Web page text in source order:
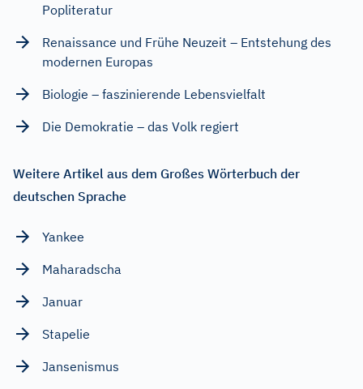
Popliteratur
Renaissance und Frühe Neuzeit – Entstehung des
modernen Europas
Biologie – faszinierende Lebensvielfalt
Die Demokratie – das Volk regiert
Weitere Artikel aus dem Großes Wörterbuch der
deutschen Sprache
Yankee
Maharadscha
Januar
Stapelie
Jansenismus